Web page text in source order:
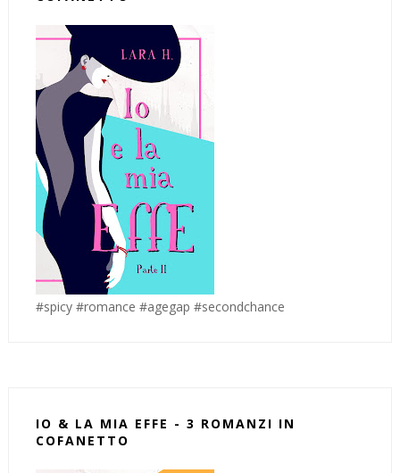
#spicy #romance #agegap #secondchance
IO & LA MIA EFFE - 3 ROMANZI IN
COFANETTO